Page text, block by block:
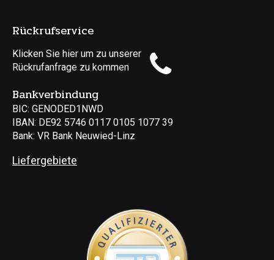
Rückrufservice
Klicken Sie hier um zu unserer
Rückrufanfrage zu kommen
Bankverbindung
BIC: GENODED1NWD
IBAN: DE92 5746 0117 0105 1077 39
Bank: VR Bank Neuwied-Linz
Liefergebiete